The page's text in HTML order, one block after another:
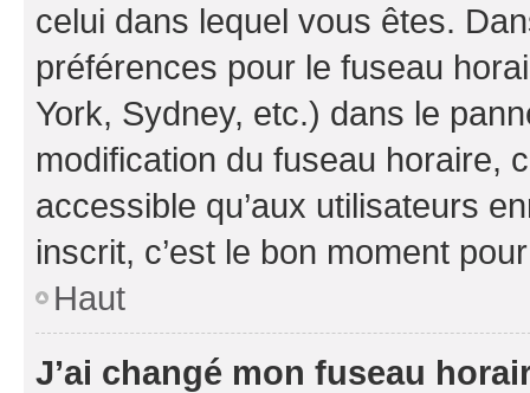
celui dans lequel vous êtes.
préférences pour le fuseau
York, Sydney, etc.) dans le
modification du fuseau horaire,
accessible qu’aux utilisateurs
inscrit, c’est le bon moment
Haut
J’ai changé mon fuseau